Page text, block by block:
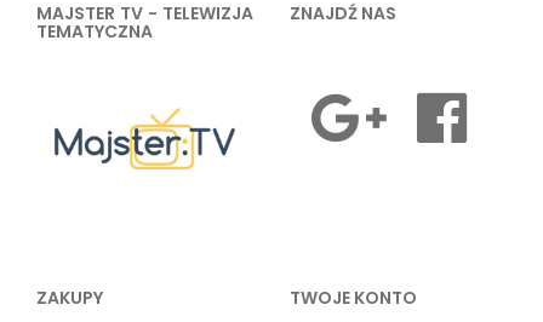
MAJSTER TV - TELEWIZJA
TEMATYCZNA
ZNAJDŹ NAS
ZAKUPY TWOJE KONTO